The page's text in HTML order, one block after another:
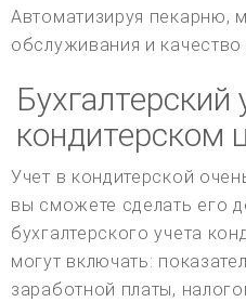
Автоматизируя пекарню,
обслуживания и
Бухгалтерский
кондитерском
Учет в кондитерской
вы сможете сделать его
бухгалтерского учета
могут включать:
заработной платы,